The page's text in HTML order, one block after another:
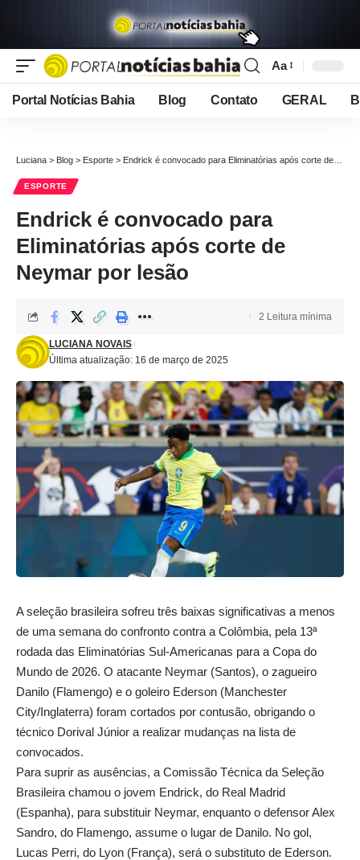
Font
Resizer
Aa
Portal Notícias Bahia Blog Contato GERAL
Luciana > Blog > Esporte > Endrick é convocado para Eliminatórias após corte de Neymar por lesão
ESPORTE
Endrick é convocado para
Eliminatórias após corte de
Neymar por lesão
Última atualização: 16 de março de 2025
LUCIANA NOVAIS
2 Leitura mínima
A seleção brasileira sofreu três baixas significativas a menos
de uma semana do confronto contra a Colômbia, pela 13ª
rodada das Eliminatórias Sul-Americanas para a Copa do
Mundo de 2026. O atacante Neymar (Santos), o zagueiro
Danilo (Flamengo) e o goleiro Ederson (Manchester
City/Inglaterra) foram cortados por contusão, obrigando o
técnico Dorival Júnior a realizar mudanças na lista de
convocados.
Para suprir as ausências, a Comissão Técnica da Seleção
Brasileira chamou o jovem Endrick, do Real Madrid
(Espanha), para substituir Neymar, enquanto o defensor Alex
Sandro, do Flamengo, assume o lugar de Danilo. No gol,
Lucas Perri, do Lyon (França), será o substituto de Ederson.